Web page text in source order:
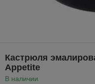
Кастрюля
Appetite
В наличии